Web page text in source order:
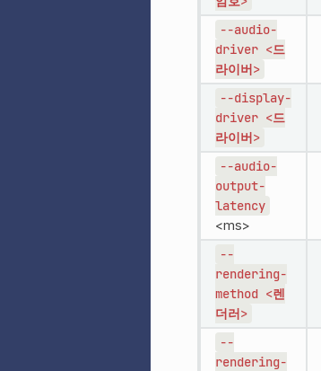
--audio-
driver <드
라이버>
--display-
driver <드
라이버>
--audio-
output-
latency
<ms>
--
rendering-
method <렌
더러>
--
rendering-